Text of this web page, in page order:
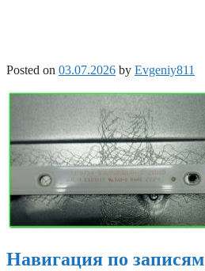
Posted on 03.07.2026 by Evgeniy811
Навигация по записям